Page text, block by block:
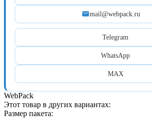
mail@webpack.ru
Telegram
WhatsApp
MAX
WebPack
Этот товар в других вариантах:
Размер пакета: